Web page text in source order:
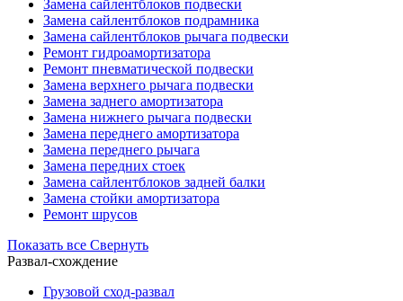
Замена сайлентблоков подвески
Замена сайлентблоков подрамника
Замена сайлентблоков рычага подвески
Ремонт гидроамортизатора
Ремонт пневматической подвески
Замена верхнего рычага подвески
Замена заднего амортизатора
Замена нижнего рычага подвески
Замена переднего амортизатора
Замена переднего рычага
Замена передних стоек
Замена сайлентблоков задней балки
Замена стойки амортизатора
Ремонт шрусов
Показать все Свернуть
Развал-схождение
Грузовой сход-развал